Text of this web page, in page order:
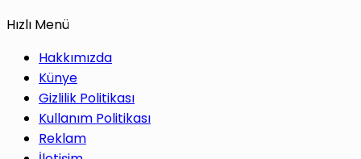
Hızlı Menü
Hakkımızda
Künye
Gizlilik Politikası
Kullanım Politikası
Reklam